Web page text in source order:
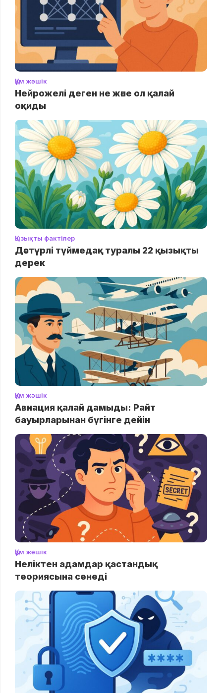
Құм жәшік
Нейрожелі деген не және ол қалай
оқиды
Қызықты фактілер
Дәстүрлі түймедақ туралы 22 қызықты
дерек
Құм жәшік
Авиация қалай дамыды: Райт
бауырларынан бүгінге дейін
Құм жәшік
Неліктен адамдар қастандық
теориясына сенеді